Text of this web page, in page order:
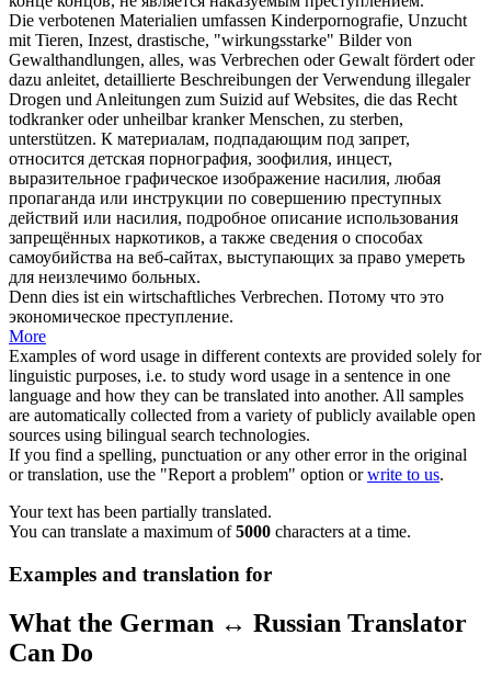
Die verbotenen Materialien umfassen Kinderpornografie, Unzucht
mit Tieren, Inzest, drastische, "wirkungsstarke" Bilder von
Gewalthandlungen, alles, was Verbrechen oder Gewalt fördert oder
dazu anleitet, detaillierte Beschreibungen der Verwendung illegaler
Drogen und Anleitungen zum Suizid auf Websites, die das Recht
todkranker oder unheilbar kranker Menschen, zu sterben,
unterstützen. К материалам, подпадающим под запрет,
относится детская порнография, зоофилия, инцест,
выразительное графическое изображение насилия, любая
пропаганда или инструкции по совершению преступных
действий или насилия, подробное описание использования
запрещённых наркотиков, а также сведения о способах
самоубийства на веб-сайтах, выступающих за право умереть
для неизлечимо больных.
Denn dies ist ein wirtschaftliches Verbrechen. Потому что это
экономическое преступление.
More
Examples of word usage in different contexts are provided solely for
linguistic purposes, i.e. to study word usage in a sentence in one
language and how they can be translated into another. All samples
are automatically collected from a variety of publicly available open
sources using bilingual search technologies.
If you find a spelling, punctuation or any other error in the original
or translation, use the "Report a problem" option orwrite to us.
Your text has been partially translated.
You can translate a maximum of5000 characters at a time.
Examples and translation for
What the German ↔ Russian Translator
Can Do